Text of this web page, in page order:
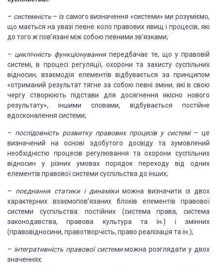
– системність– із самого визначення «системи» ми розуміємо,
що мається на увазі певне коло правових явищ і процесів, які
до того ж пов’язані між собою певними зв’язками;
– циклічність функціонуванняпередбачає те, що у правовій
системі, в процесі регуляції, охорони та захисту суспільних
відносин, взаємодія елементів відбувається за принципом
«отриманий результат тягне за собою певні зміни, які в свою
чергу створюють підстави для досягнення якісно нового
результату», іншими словами, відбувається постійне
вдосконалення системи;
– послідовність розвитку правових процесів у системі– це
визначений на основі здобутого досвіду та зумовлений
необхідністю процесів регулювання та охорони суспільних
відносин у різних умовах порядок переходу від одних
елементів правової системи суспільства до інших;
– поєднаннястатики і динамікиможна визначити із двох
характерних взаємопов’язаних блоків елементів правової
системи суспільства: постійних (система права, система
законодавства, правова культура та ін.) і змінних
(правовідносини, правотворчість, право реалізація та ін.);
– інтегративністьправової системиможна розглядати у двох
значеннях: